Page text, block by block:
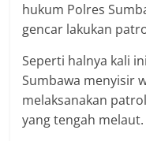
hukum Polres
gencar lakukan
Seperti halnya kali
Sumbawa menyisir
melaksanakan
yang tengah melaut.